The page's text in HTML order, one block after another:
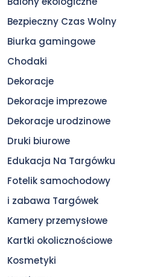
Bezpieczny Czas Wolny
Biurka gamingowe
Chodaki
Dekoracje
Dekoracje imprezowe
Dekoracje urodzinowe
Druki biurowe
Edukacja Na Targówku
Fotelik samochodowy
i zabawa Targówek
Kamery przemysłowe
Kartki okolicznościowe
Kosmetyki